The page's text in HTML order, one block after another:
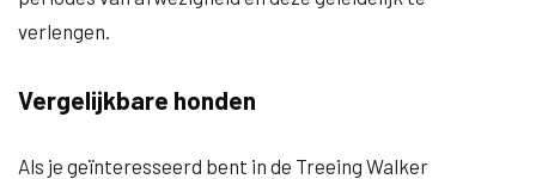
verlengen.
Vergelijkbare honden
Als je geïnteresseerd bent in de Treeing Walker